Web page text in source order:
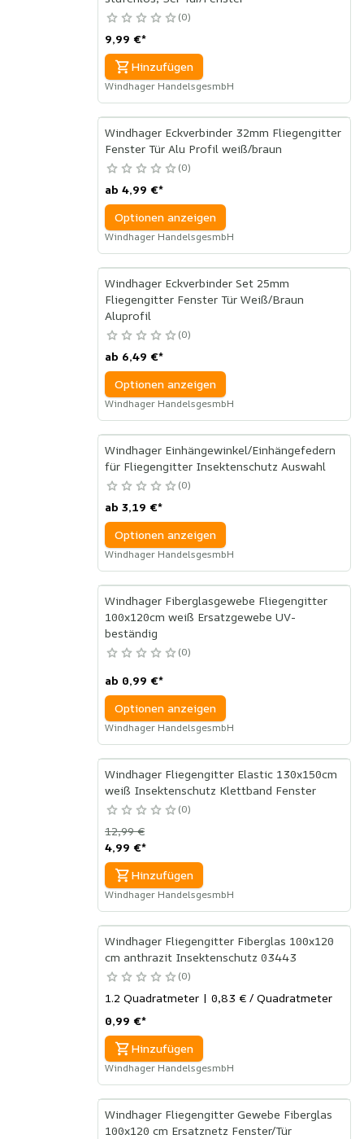
0
9,99 €*
Hinzufügen
Windhager HandelsgesmbH
Windhager Eckverbinder 32mm Fliegengitter
Fenster Tür Alu Profil weiß/braun
0
ab 4,99 €*
Optionen anzeigen
Windhager HandelsgesmbH
Windhager Eckverbinder Set 25mm
Fliegengitter Fenster Tür Weiß/Braun
Aluprofil
0
ab 6,49 €*
Optionen anzeigen
Windhager HandelsgesmbH
Windhager Einhängewinkel/Einhängefedern
für Fliegengitter Insektenschutz Auswahl
0
ab 3,19 €*
Optionen anzeigen
Windhager HandelsgesmbH
Windhager Fiberglasgewebe Fliegengitter
100x120cm weiß Ersatzgewebe UV-
beständig
0
ab 0,99 €*
Optionen anzeigen
Windhager HandelsgesmbH
Windhager Fliegengitter Elastic 130x150cm
weiß Insektenschutz Klettband Fenster
0
4,99 €*
12,99 €
Hinzufügen
Windhager HandelsgesmbH
Windhager Fliegengitter Fiberglas 100x120
cm anthrazit Insektenschutz 03443
0
1.2 Quadratmeter | 0,83 € / Quadratmeter
0,99 €*
Hinzufügen
Windhager HandelsgesmbH
Windhager Fliegengitter Gewebe Fiberglas
100x120 cm Ersatznetz Fenster/Tür